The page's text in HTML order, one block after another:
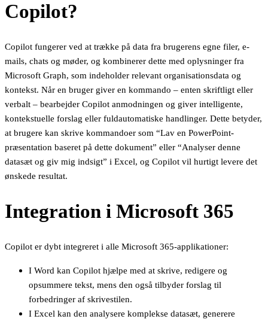
Copilot?
Copilot fungerer ved at trække på data fra brugerens egne filer, e-
mails, chats og møder, og kombinerer dette med oplysninger fra
Microsoft Graph, som indeholder relevant organisationsdata og
kontekst. Når en bruger giver en kommando – enten skriftligt eller
verbalt – bearbejder Copilot anmodningen og giver intelligente,
kontekstuelle forslag eller fuldautomatiske handlinger. Dette betyder,
at brugere kan skrive kommandoer som “Lav en PowerPoint-
præsentation baseret på dette dokument” eller “Analyser denne
datasæt og giv mig indsigt” i Excel, og Copilot vil hurtigt levere det
ønskede resultat.
Integration i Microsoft 365
Copilot er dybt integreret i alle Microsoft 365-applikationer:
I Word kan Copilot hjælpe med at skrive, redigere og
opsummere tekst, mens den også tilbyder forslag til
forbedringer af skrivestilen.
I Excel kan den analysere komplekse datasæt, generere